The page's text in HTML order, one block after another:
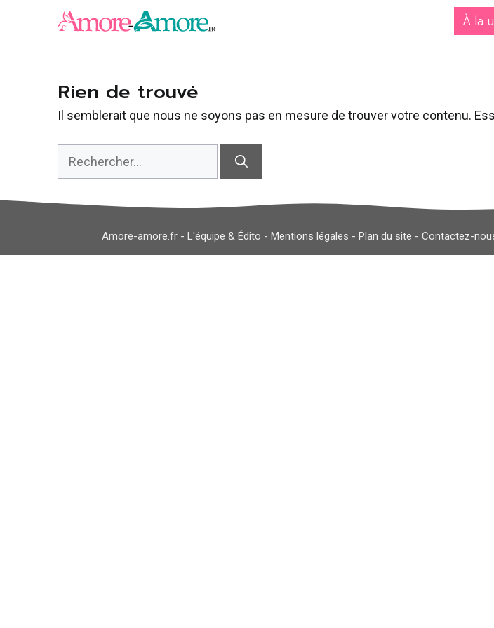
À la
Rien de trouvé
Il semblerait que nous ne soyons pas en mesure de trouver votre contenu.
Rechercher :
Amore-amore.fr - L'équipe & Édito - Mentions légales - Plan du site - Contactez-